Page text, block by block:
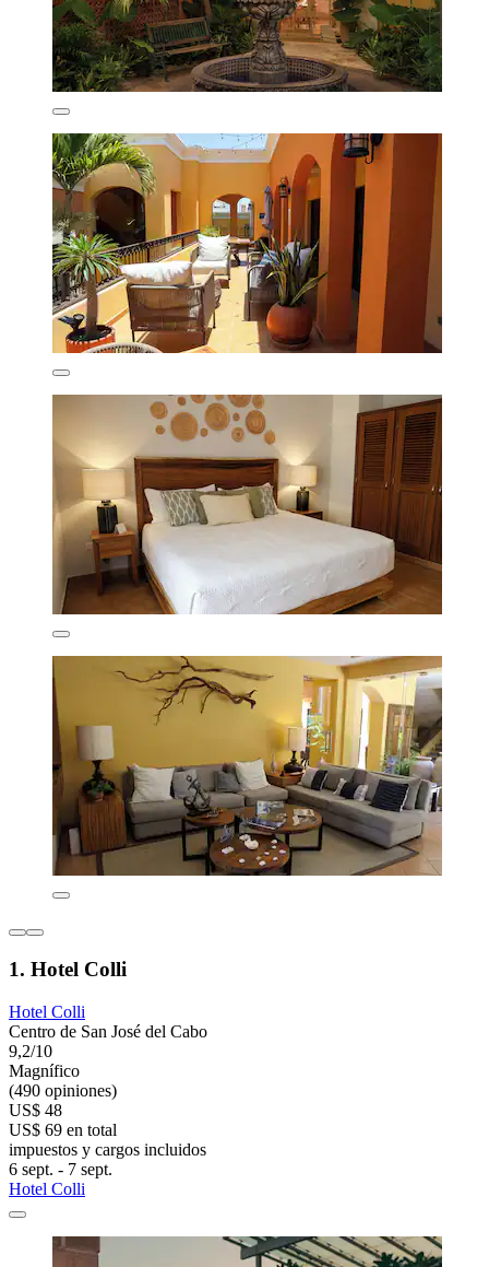
1. Hotel Colli
Hotel Colli
Centro de San José del Cabo
9,2/10
Magnífico
(490 opiniones)
US$ 48
US$ 69 en total
impuestos y cargos incluidos
6 sept. - 7 sept.
Hotel Colli